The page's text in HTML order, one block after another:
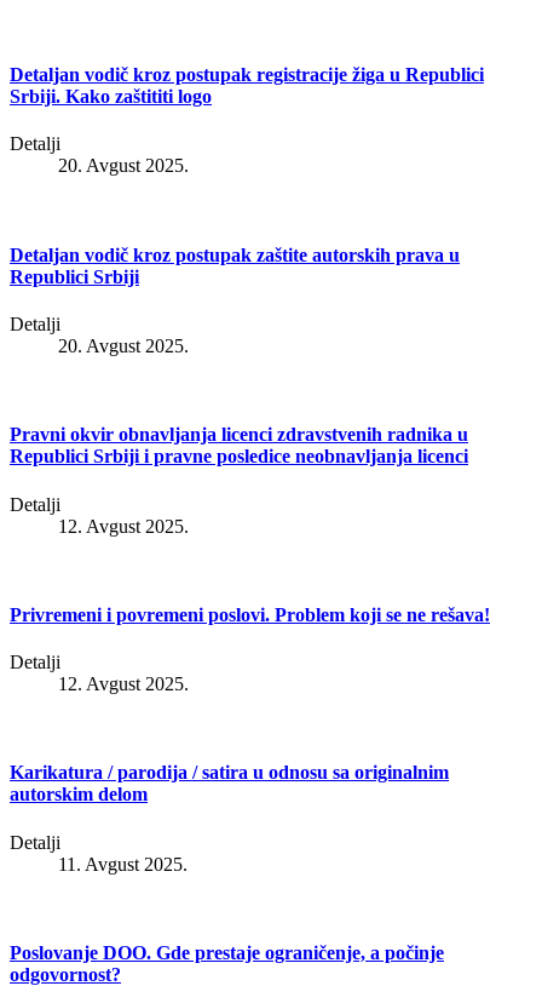
Detaljan vodič kroz postupak registracije žiga u Republici
Srbiji. Kako zaštititi logo
Detalji
20. Avgust 2025.
Detaljan vodič kroz postupak zaštite autorskih prava u
Republici Srbiji
Detalji
20. Avgust 2025.
Pravni okvir obnavljanja licenci zdravstvenih radnika u
Republici Srbiji i pravne posledice neobnavljanja licenci
Detalji
12. Avgust 2025.
Privremeni i povremeni poslovi. Problem koji se ne rešava!
Detalji
12. Avgust 2025.
Karikatura / parodija / satira u odnosu sa originalnim
autorskim delom
Detalji
11. Avgust 2025.
Poslovanje DOO. Gde prestaje ograničenje, a počinje
odgovornost?